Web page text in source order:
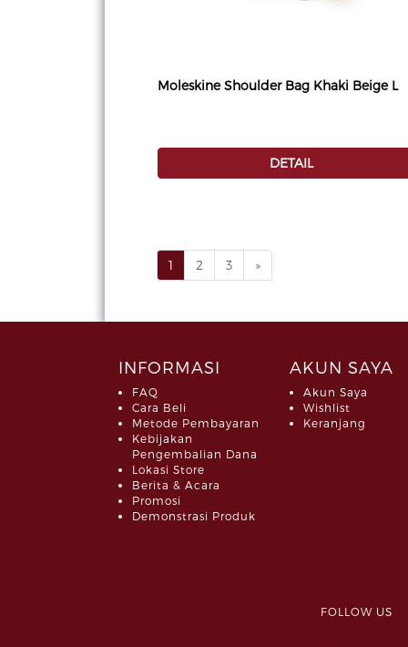
Moleskine Shoulder Bag Khaki Beige L
DETAIL
1 2 3 »
INFORMASI
FAQ
Cara Beli
Metode Pembayaran
Kebijakan
Pengembalian Dana
Lokasi Store
Berita & Acara
Promosi
Demonstrasi Produk
AKUN SAYA
Akun Saya
Wishlist
Keranjang
FOLLOW